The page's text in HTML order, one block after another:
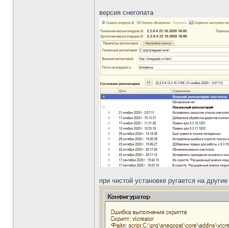
версия снегопата
при чистой установке ругается на